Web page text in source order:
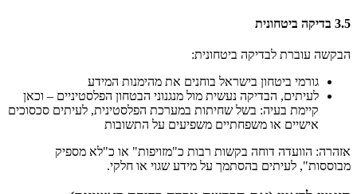
3.5 בדיקה ביטחונית
הבקשה עוברת לבדיקה ביטחונית:
גורמי ביטחון בישראל בוחנים את מהימנות המידע
לעיתים, הבדיקה נעשית מול מנגנוני הבטחון הפלסטיניים – וכאן
קיימת בעיה: בשל שחיתות במערכת הפלסטינית, לעיתים סכסוכים
אישיים או משפחתיים משפיעים על התשובות
אזהרה: הוועדה דוחה בקשות רבות כ"מזויפות" או כ"לא מספיק
מבוססות", לעיתים בהסתמך על מידע שגוי או חלקי.